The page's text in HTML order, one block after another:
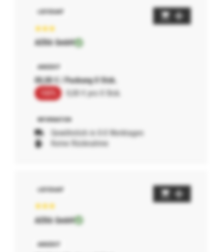
AERA GmbH
00,00 € / Packung 0 Stck.
0,00 € pro 0 Stck.
Gewöhnlich in 0-0 Werktagen
Keine Rücknahme
AERA GmbH